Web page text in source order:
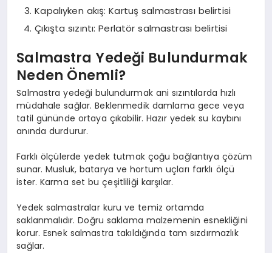
Kapalıyken akış: Kartuş salmastrası belirtisi
Çıkışta sızıntı: Perlatör salmastrası belirtisi
Salmastra Yedeği Bulundurmak
Neden Önemli?
Salmastra yedeği bulundurmak ani sızıntılarda hızlı
müdahale sağlar. Beklenmedik damlama gece veya
tatil gününde ortaya çıkabilir. Hazır yedek su kaybını
anında durdurur.
Farklı ölçülerde yedek tutmak çoğu bağlantıya çözüm
sunar. Musluk, batarya ve hortum uçları farklı ölçü
ister. Karma set bu çeşitliliği karşılar.
Yedek salmastralar kuru ve temiz ortamda
saklanmalıdır. Doğru saklama malzemenin esnekliğini
korur. Esnek salmastra takıldığında tam sızdırmazlık
sağlar.